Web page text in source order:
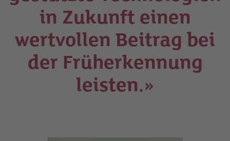
in Zukunft einen
wertvollen Beitrag bei
der Früherkennung
leisten.»